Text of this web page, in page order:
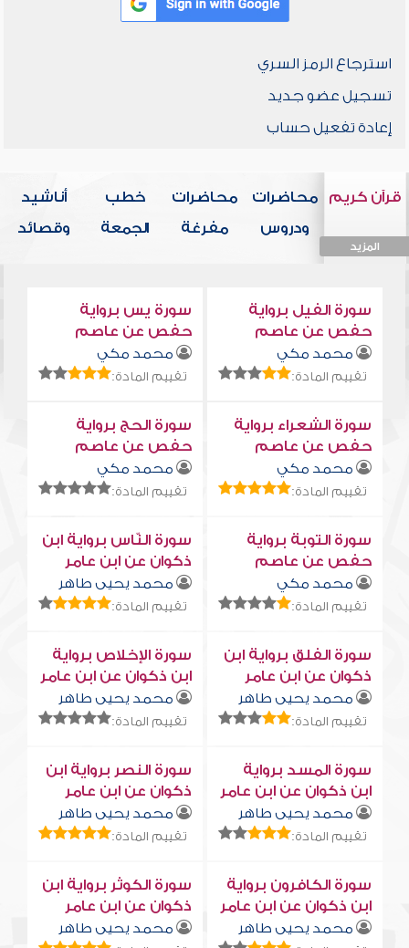
استرجاع الرمز السري
تسجيل عضو جديد
إعادة تفعيل حساب
قرآن كريم
المزيد
محاضرات
ودروس
محاضرات
مفرغة
خطب
الجمعة
أناشيد
وقصائد
سورة الفيل برواية
حفص عن عاصم
محمد مكي
تقييم المادة:
سورة يس برواية
حفص عن عاصم
محمد مكي
تقييم المادة:
سورة الشعراء برواية
حفص عن عاصم
محمد مكي
تقييم المادة:
سورة الحج برواية
حفص عن عاصم
محمد مكي
تقييم المادة:
سورة التوبة برواية
حفص عن عاصم
محمد مكي
تقييم المادة:
سورة النّاس برواية ابن
ذكوان عن ابن عامر
محمد يحيى طاهر
تقييم المادة:
سورة الفلق برواية ابن
ذكوان عن ابن عامر
محمد يحيى طاهر
تقييم المادة:
سورة الإخلاص برواية
ابن ذكوان عن ابن عامر
محمد يحيى طاهر
تقييم المادة:
سورة المسد برواية
ابن ذكوان عن ابن عامر
محمد يحيى طاهر
تقييم المادة:
سورة النصر برواية ابن
ذكوان عن ابن عامر
محمد يحيى طاهر
تقييم المادة:
سورة الكافرون برواية
ابن ذكوان عن ابن عامر
محمد يحيى طاهر
سورة الكوثر برواية ابن
ذكوان عن ابن عامر
محمد يحيى طاهر